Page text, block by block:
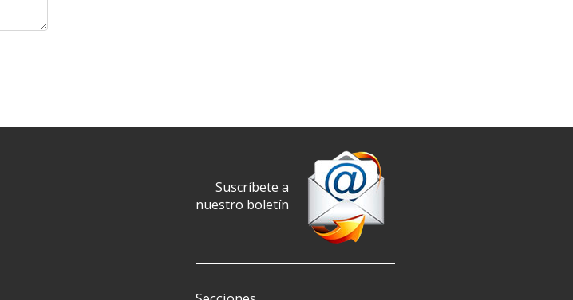
Suscríbete a
nuestro boletín